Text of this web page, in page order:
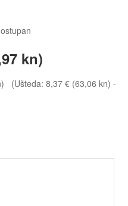
kn)
(Ušteda: 8,37 € (63,06 kn) -